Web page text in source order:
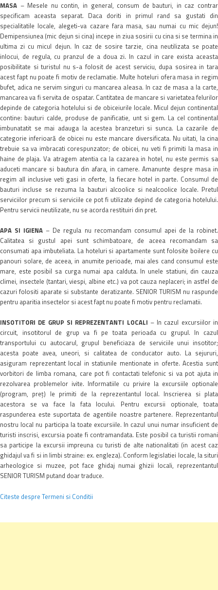
MASA – Mesele nu contin, in general, consum de bauturi, in caz contrar
specificam aceasta separat. Daca doriti in primul rand sa gustati din
specialitatile locale, alegeti-va cazare fara masa, sau numai cu mic dejun!
Demipensiunea (mic dejun si cina) incepe in ziua sosirii cu cina si se termina in
ultima zi cu micul dejun. In caz de sosire tarzie, cina neutilizata se poate
inlocui, de regula, cu pranzul de a doua zi. In cazul in care exista aceasta
posibilitate si turistul nu s-a folosit de acest serviciu, dupa sosirea in tara
acest fapt nu poate fi motiv de reclamatie. Multe hoteluri ofera masa in regim
bufet, adica ne servim singuri cu mancarea aleasa. In caz de masa a la carte,
mancarea va fi servita de ospatar. Cantitatea de mancare si varietatea felurilor
depinde de categoria hotelului si de obiceiurile locale. Micul dejun continental
contine: bauturi calde, produse de panificatie, unt si gem. La cel continental
imbunatatit se mai adauga la acestea branzeturi si sunca. La cazarile de
categorie inferioară de obicei nu este mancare diversificata. Nu uitati, la cina
trebuie sa va imbracati corespunzator; de obicei, nu veti fi primiti la masa in
haine de plaja. Va atragem atentia ca la cazarea in hotel, nu este permis sa
aduceti mancare si bautura din afara, in camere. Amanunte despre masa in
regim all inclusive veti gasi in oferte, la fiecare hotel in parte. Consumul de
bauturi incluse se rezuma la bauturi alcoolice si nealcoolice locale. Pretul
serviciilor precum si serviciile ce pot fi utilizate depind de categoria hotelului.
Pentru servicii neutilizate, nu se acorda restituiri din pret.
APA SI IGIENA – De regula nu recomandam consumul apei de la robinet.
Calitatea si gustul apei sunt schimbatoare, de aceea recomandam sa
consumati apa imbuteliata. La hoteluri si apartamente sunt folosite boilere cu
panouri solare, de aceea, in anumite perioade, mai ales cand consumul este
mare, este posibil sa curga numai apa calduta. In unele statiuni, din cauza
climei, insectele (tantari, viespi, albine etc.) va pot cauza neplaceri; in astfel de
cazuri folositi aparate si substante deratizante. SENIOR TURISM nu raspunde
pentru aparitia insectelor si acest fapt nu poate fi motiv pentru reclamatii.
INSOTITORI DE GRUP SI REPREZENTANTI LOCALI – In cazul excursiilor in
circuit, insotitorul de grup va fi pe toata perioada cu grupul. In cazul
transportului cu autocarul, grupul beneficiaza de serviciile unui insotitor;
acesta poate avea, uneori, si calitatea de conducator auto. La sejururi,
asiguram reprezentant local in statiunile mentionate in oferte. Acestia sunt
vorbitori de limba romana, care pot fi contactati telefonic si va pot ajuta in
rezolvarea problemelor ivite. Informatiile cu privire la excursiile optionale
(program, preţ) le primiti de la reprezentantul local. Inscrierea si plata
acestora se va face la fata locului. Pentru excursii optionale, toata
raspunderea este suportata de agentiile noastre partenere. Reprezentantul
nostru local nu participa la toate excursiile. In cazul unui numar insuficient de
turisti inscrisi, excursia poate fi contramandata. Este posibil ca turistii romani
sa participe la excursii impreuna cu turisti de alte nationalitati (in acest caz
ghidajul va fi si in limbi straine: ex. engleza). Conform legislatiei locale, la situri
arheologice si muzee, pot face ghidaj numai ghizii locali, reprezentantul
SENIOR TURISM putand doar traduce.
Citeste despre Termeni si Conditii